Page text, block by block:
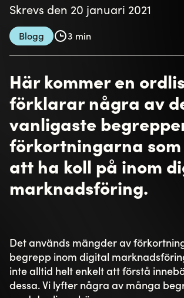
innehållet på en webbplats, men har
annonsmarkering som separerar
innehåll.
PPC
Pay Per Click, precis som det låter
varje gång någon klickar på din
Reach / Räckvidd
Ett av flera mål för din digitala
vara att nå så stor räckvidd som
sätta som mål i flera olika kanaler.
Retargeting/Remarketing
ROAS
Return on Ad Spend är ett nyckeltal
mycket pengar du tjänar till följd av